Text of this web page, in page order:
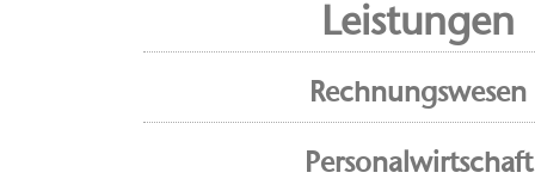
Leistungen
Rechnungswesen
Personalwirtschaft